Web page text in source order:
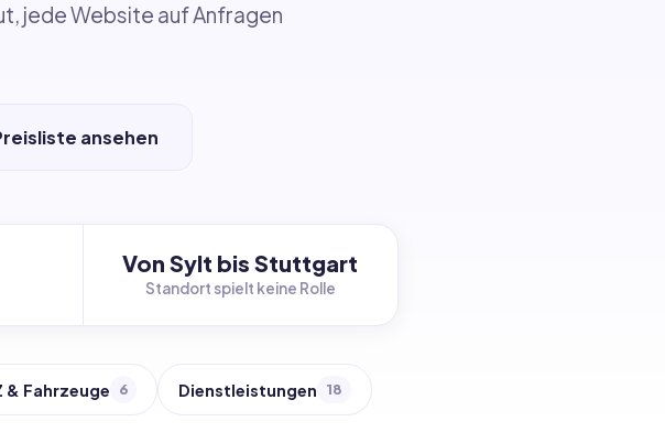
jede Website auf Anfragen
ansehen
Von Sylt bis Stuttgart
Standort spielt keine Rolle
& Fahrzeuge 6 Dienstleistungen 18